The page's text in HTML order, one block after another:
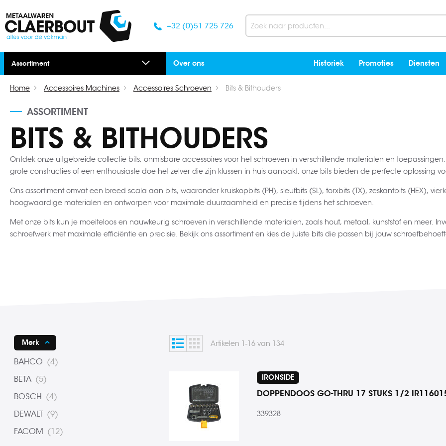
+32 (0)51 725 726
Search
Assortiment Over ons Historiek Promoties Diensten
Home Accessoires Machines Accessoires Schroeven Bits & Bithouders
ASSORTIMENT
BITS & BITHOUDERS
Ontdek onze uitgebreide collectie bits, onmisbare accessoires voor het schroeven in verschillende materialen en
grote constructies of een enthousiaste doe-het-zelver die zijn klussen in huis aanpakt, onze bits bieden de perfecte oplossing
Ons assortiment omvat een breed scala aan bits, waaronder kruiskopbits (PH), sleufbits (SL), torxbits (TX), zeskantbits (HEX),
hoogwaardige materialen en ontworpen voor maximale duurzaamheid en precisie tijdens het schroeven.
Met onze bits kun je moeiteloos en nauwkeurig schroeven in verschillende materialen, zoals hout, metaal, kunststof en meer.
schroefwerk met maximale efficiëntie en precisie. Bekijk ons assortiment en kies de juiste bits die passen bij jouw
Tonen
als
Lijst Foto-
tabel
Artikelen 1 -16van 134
IRONSIDE
DOPPENDOOS GO-THRU 17 STUKS 1/2
339328
Merk
BAHCO 4product
BETA
5product
BOSCH
4product
DEWALT
9product
FACOM
12product